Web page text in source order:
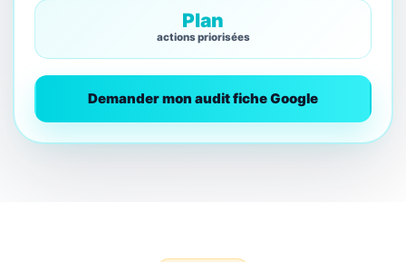
Plan
actions priorisées
Demander mon audit fiche Google